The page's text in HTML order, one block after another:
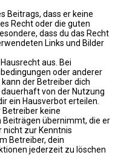
Beitrags, dass er keine
Recht oder die guten
dass du das Recht
Links und Bilder
aus. Bei
oder anderer
der Betreiber dich
von der Nutzung
ein Hausverbot erteilen.
Betreiber keine
übernimmt, die er
nicht zur Kenntnis
Betreiber, dein
jederzeit zu löschen